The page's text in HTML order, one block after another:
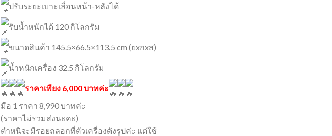
ปรับระยะเบาะเลื่อนหน้า-หลังได้
รับน้ำหนักได้ 120 กิโลกรัม
ขนาดสินค้า 145.5×66.5×113.5 cm (ยxกxส)
น้ำหนักเครื่อง 32.5 กิโลกรัม
ราคาเพียง 6,000 บาทค่ะ
มือ 1 ราคา 8,990 บาทค่ะ
(ราคาไม่รวมส่งนะคะ)
ตำหนิจะมีรอยถลอกที่ตัวเครื่องดังรูปค่ะ แต่ใช้